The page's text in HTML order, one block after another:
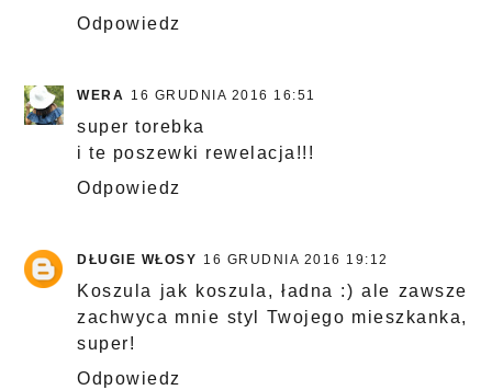
Odpowiedz
WERA 16 GRUDNIA 2016 16:51
super torebka
i te poszewki rewelacja!!!
Odpowiedz
DŁUGIE WŁOSY 16 GRUDNIA 2016 19:12
Koszula jak koszula, ładna :) ale zawsze
zachwyca mnie styl Twojego mieszkanka,
super!
Odpowiedz